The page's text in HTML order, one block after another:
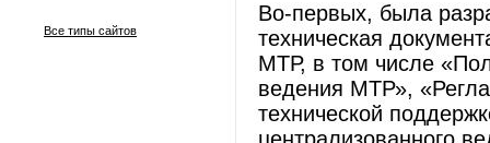
Все типы сайтов
Во-первых, была
техническая
МТР, в том числе
ведения МТР»,
технической